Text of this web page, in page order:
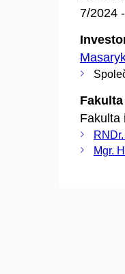
7/2024
Fakulta
Mgr.